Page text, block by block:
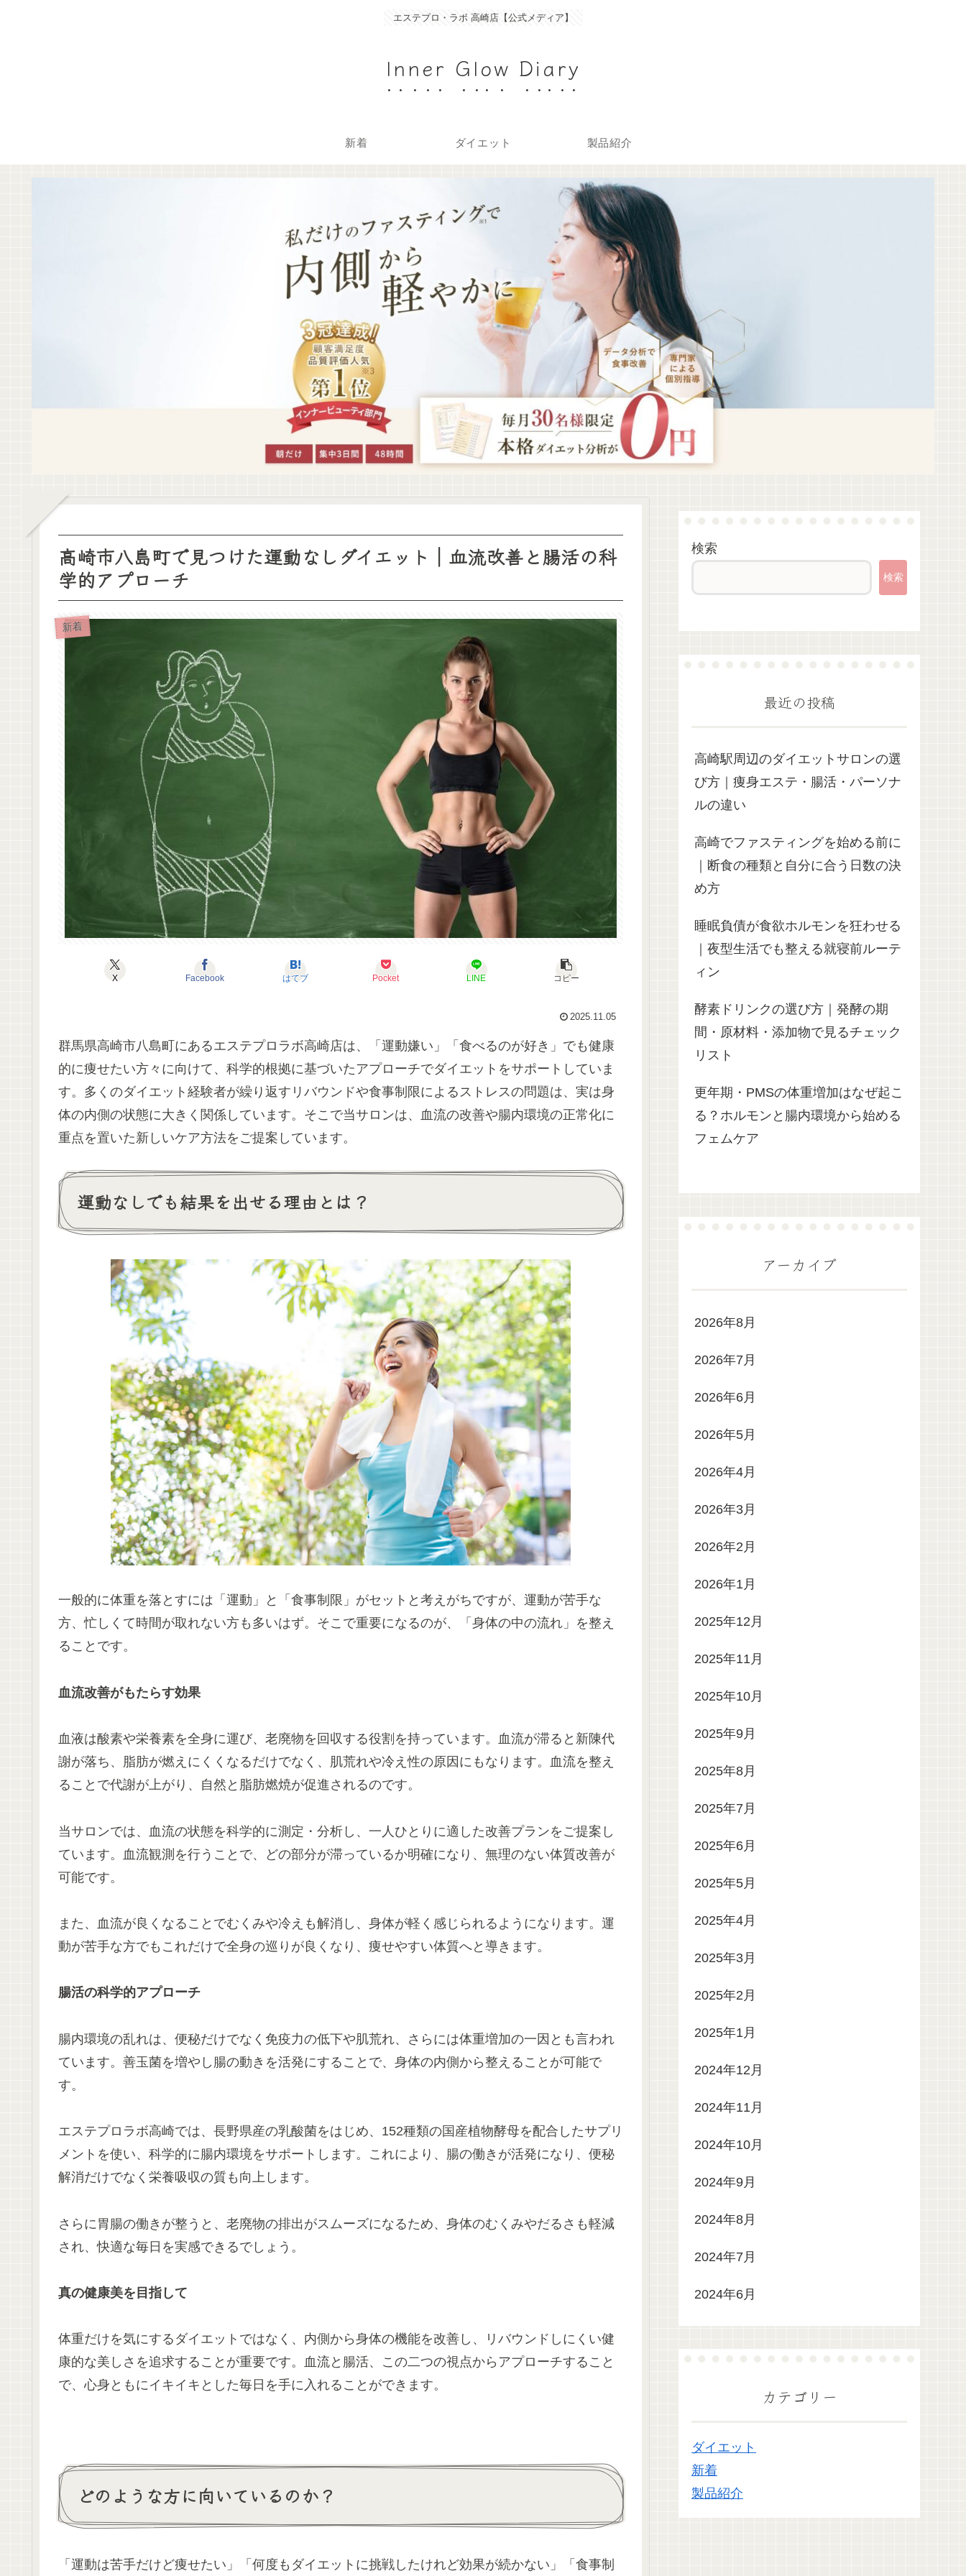
エステプロ・ラボ 高崎店【公式メディア】
Inner Glow Diary
新着 ダイエット 製品紹介
高崎市八島町で見つけた運動なしダイエット｜血流改善と腸活の科
学的アプローチ
新着
X Facebook はてブ Pocket LINE コピー
2025.11.05
群馬県高崎市八島町にあるエステプロラボ高崎店は、「運動嫌い」「食べるのが好き」でも健康
的に痩せたい方々に向けて、科学的根拠に基づいたアプローチでダイエットをサポートしていま
す。多くのダイエット経験者が繰り返すリバウンドや食事制限によるストレスの問題は、実は身
体の内側の状態に大きく関係しています。そこで当サロンは、血流の改善や腸内環境の正常化に
重点を置いた新しいケア方法をご提案しています。
運動なしでも結果を出せる理由とは？
一般的に体重を落とすには「運動」と「食事制限」がセットと考えがちですが、運動が苦手な
方、忙しくて時間が取れない方も多いはず。そこで重要になるのが、「身体の中の流れ」を整え
ることです。
血流改善がもたらす効果
血液は酸素や栄養素を全身に運び、老廃物を回収する役割を持っています。血流が滞ると新陳代
謝が落ち、脂肪が燃えにくくなるだけでなく、肌荒れや冷え性の原因にもなります。血流を整え
ることで代謝が上がり、自然と脂肪燃焼が促進されるのです。
当サロンでは、血流の状態を科学的に測定・分析し、一人ひとりに適した改善プランをご提案し
ています。血流観測を行うことで、どの部分が滞っているか明確になり、無理のない体質改善が
可能です。
また、血流が良くなることでむくみや冷えも解消し、身体が軽く感じられるようになります。運
動が苦手な方でもこれだけで全身の巡りが良くなり、痩せやすい体質へと導きます。
腸活の科学的アプローチ
腸内環境の乱れは、便秘だけでなく免疫力の低下や肌荒れ、さらには体重増加の一因とも言われ
ています。善玉菌を増やし腸の動きを活発にすることで、身体の内側から整えることが可能で
す。
エステプロラボ高崎では、長野県産の乳酸菌をはじめ、152種類の国産植物酵母を配合したサプリ
メントを使い、科学的に腸内環境をサポートします。これにより、腸の働きが活発になり、便秘
解消だけでなく栄養吸収の質も向上します。
さらに胃腸の働きが整うと、老廃物の排出がスムーズになるため、身体のむくみやだるさも軽減
され、快適な毎日を実感できるでしょう。
真の健康美を目指して
体重だけを気にするダイエットではなく、内側から身体の機能を改善し、リバウンドしにくい健
康的な美しさを追求することが重要です。血流と腸活、この二つの視点からアプローチすること
で、心身ともにイキイキとした毎日を手に入れることができます。
どのような方に向いているのか？
「運動は苦手だけど痩せたい」「何度もダイエットに挑戦したけれど効果が続かない」「食事制
検索
検索
最近の投稿
高崎駅周辺のダイエットサロンの選
び方｜痩身エステ・腸活・パーソナ
ルの違い
高崎でファスティングを始める前に
｜断食の種類と自分に合う日数の決
め方
睡眠負債が食欲ホルモンを狂わせる
｜夜型生活でも整える就寝前ルーテ
ィン
酵素ドリンクの選び方｜発酵の期
間・原材料・添加物で見るチェック
リスト
更年期・PMSの体重増加はなぜ起こ
る？ホルモンと腸内環境から始める
フェムケア
アーカイブ
2026年8月
2026年7月
2026年6月
2026年5月
2026年4月
2026年3月
2026年2月
2026年1月
2025年12月
2025年11月
2025年10月
2025年9月
2025年8月
2025年7月
2025年6月
2025年5月
2025年4月
2025年3月
2025年2月
2025年1月
2024年12月
2024年11月
2024年10月
2024年9月
2024年8月
2024年7月
2024年6月
カテゴリー
ダイエット
新着
製品紹介